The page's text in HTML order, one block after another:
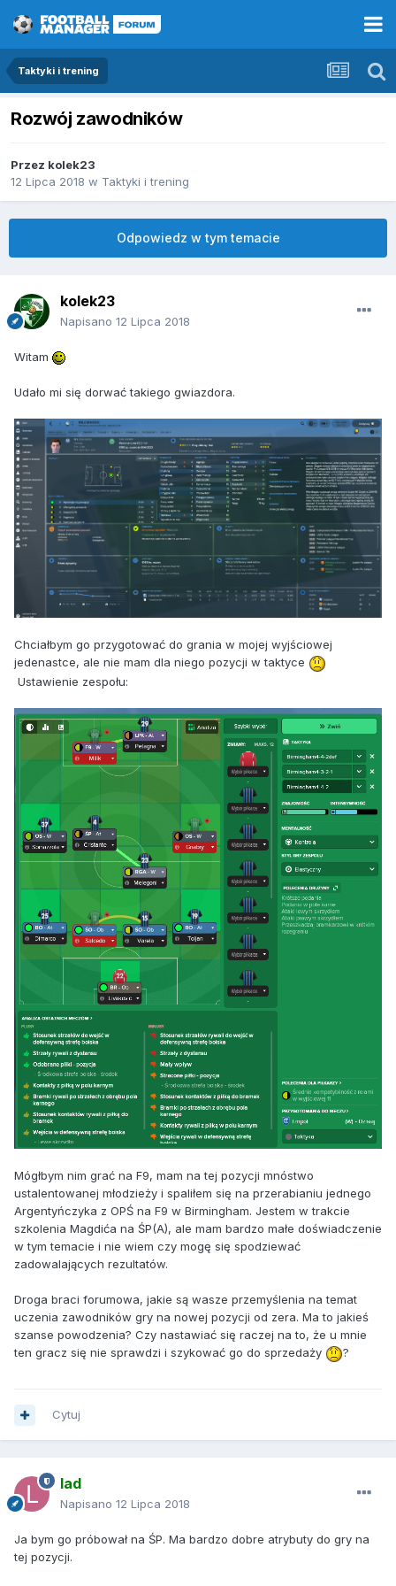
Taktyki i trening
Rozwój zawodników
Przez kolek23
12 Lipca 2018 w Taktyki i trening
Odpowiedz w tym temacie
kolek23
Napisano 12 Lipca 2018
Witam
Udało mi się dorwać takiego gwiazdora.
Chciałbym go przygotować do grania w mojej wyjściowej
jedenastce, ale nie mam dla niego pozycji w taktyce
Ustawienie zespołu:
Mógłbym nim grać na F9, mam na tej pozycji mnóstwo
ustalentowanej młodzieży i spaliłem się na przerabianiu jednego
Argentyńczyka z OPŚ na F9 w Birmingham. Jestem w trakcie
szkolenia Magdića na ŚP(A), ale mam bardzo małe doświadczenie
w tym temacie i nie wiem czy mogę się spodziewać
zadowalających rezultatów.
Droga braci forumowa, jakie są wasze przemyślenia na temat
uczenia zawodników gry na nowej pozycji od zera. Ma to jakieś
szanse powodzenia? Czy nastawiać się raczej na to, że u mnie
ten gracz się nie sprawdzi i szykować go do sprzedaży
?
Cytuj
lad
Napisano 12 Lipca 2018
Ja bym go próbował na ŚP. Ma bardzo dobre atrybuty do gry na
tej pozycji.